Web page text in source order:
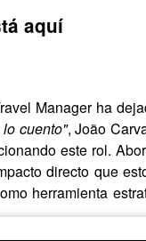
aquí
Manager ha
lo cuento", João
este rol.
directo que
herramienta